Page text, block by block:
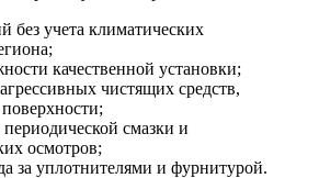
без учета климатических
качественной установки;
чистящих средств,
смазки и
осмотров;
за уплотнителями и фурнитурой.